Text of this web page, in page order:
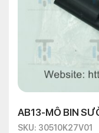
AB13-MÔ BIN
SKU: 30510K27V01